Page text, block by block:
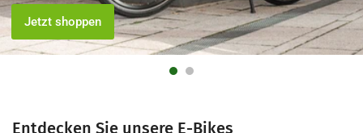
Jetzt shoppen
Entdecken Sie unsere E-Bikes